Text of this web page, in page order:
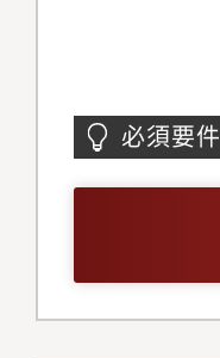
必須要件